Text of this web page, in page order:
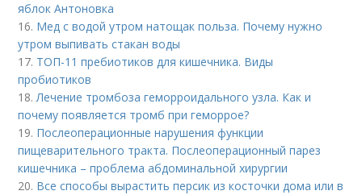
яблок Антоновка
16. Мед с водой утром натощак польза. Почему нужно
утром выпивать стакан воды
17. ТОП-11 пребиотиков для кишечника. Виды
пробиотиков
18.Лечение тромбоза геморроидального узла. Как и
почему появляется тромб при геморрое?
19. Послеоперационные нарушения функции
пищеварительного тракта. Послеоперационный парез
кишечника – проблема абдоминальной хирургии
20. Все способы вырастить персик из косточки дома или в